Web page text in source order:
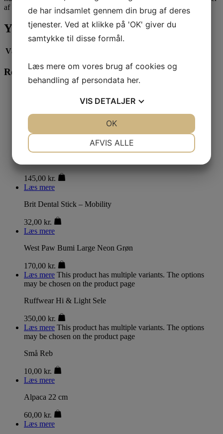
af muligheder for aktivering.
Yderligere information
Vægt
Relaterede varer
Læs mereThis product has multiple variants. The options
may be chosen on the product page
145,00 kr.
Læs mere
Brit Dental Stick – Mobility
32,00 kr.
Læs mere
West Paw Bumi Large Neon Grøn
170,00 kr.
Læs mere This product has multiple variants. The options
may be chosen on the product page
Ruffwear Hi & Light Sele
350,00 kr.
Læs mere This product has multiple variants. The options
may be chosen on the product page
Små Reb
10,00 kr.
Læs mere
Alpaca 22 cm
60,00 kr.
Læs mere
de har indsamlet gennem din brug af deres
tjenester. Ved at klikke på 'OK' giver du
samtykke til disse formål.
Læs mere om vores brug af cookies og
behandling af persondata her.
VIS DETALJER
MARKETING
AFVIS ALLE
OK